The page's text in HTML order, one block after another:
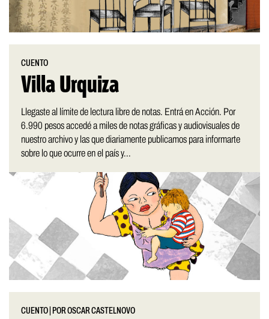
CUENTO
Villa Urquiza
Llegaste al límite de lectura libre de notas. Entrá en Acción. Por
6.990 pesos accedé a miles de notas gráficas y audiovisuales de
nuestro archivo y las que diariamente publicamos para informarte
sobre lo que ocurre en el país y...
CUENTO POR OSCAR CASTELNOVO